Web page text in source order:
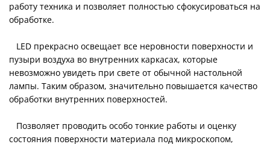
работу техника и позволяет полностью сфокусироваться на
обработке.
LED прекрасно освещает все неровности поверхности и
пузыри воздуха во внутренних каркасах, которые
невозможно увидеть при свете от обычной настольной
лампы. Таким образом, значительно повышается качество
обработки внутренних поверхностей.
Позволяет проводить особо тонкие работы и оценку
состояния поверхности материала под микроскопом,